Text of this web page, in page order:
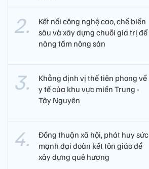
Kết nối công nghệ cao, chế biến
sâu và xây dựng chuỗi giá trị để
nâng tầm nông sản
Khẳng định vị thế tiên phong về
y tế của khu vực miền Trung -
Tây Nguyên ​
Đồng thuận xã hội, phát huy sức
mạnh đại đoàn kết tôn giáo để
xây dựng quê hương